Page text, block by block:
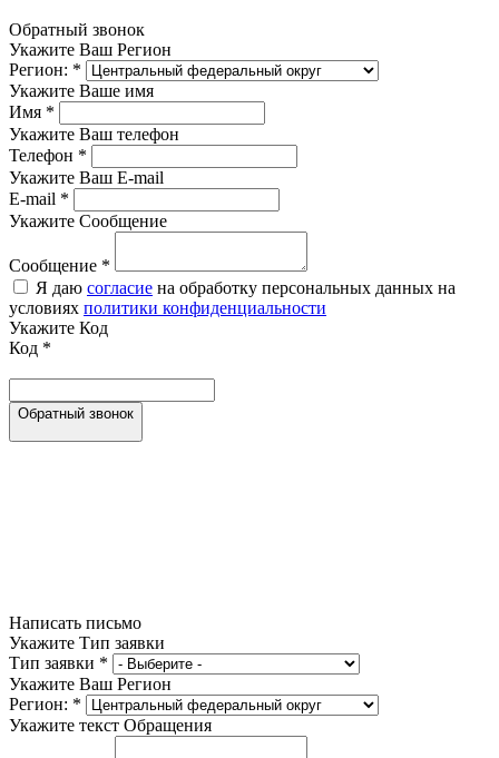
Обратный звонок
Укажите Ваш Регион
Регион: *
Укажите Ваше имя
Имя *
Укажите Ваш телефон
Телефон *
Укажите Ваш E-mail
E-mail *
Укажите Сообщение
Сообщение *
Я даю согласие на обработку персональных данных на
условиях политики конфиденциальности
Укажите Код
Код *
Обратный звонок
Написать письмо
Укажите Тип заявки
Тип заявки *
Укажите Ваш Регион
Регион: *
Укажите текст Обращения